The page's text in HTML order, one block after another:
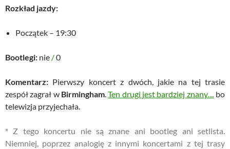
Rozkład jazdy:
Początek – 19:30
Bootlegi: nie /0
Komentarz: Pierwszy koncert z dwóch, jakie na tej trasie
zespół zagrał w Birmingham.Ten drugi jest bardziej znany… bo
telewizja przyjechała.
* Z tego koncertu nie są znane ani bootleg ani setlista.
Niemniej, poprzez analogię z innymi koncertami z tej trasy